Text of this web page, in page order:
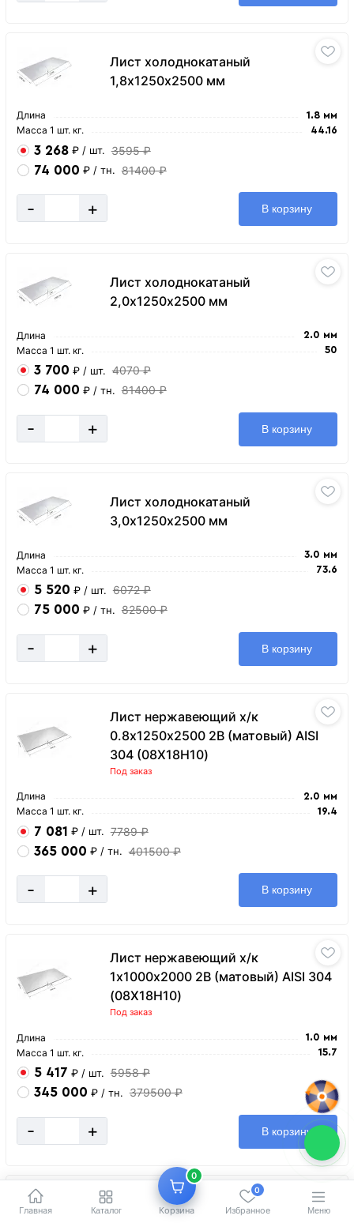
Главная Каталог
0
Корзина Избранное
0
Меню
Лист холоднокатаный
1,8х1250х2500 мм
Длина 1.8 мм
Масса 1 шт. кг. 44.16
3 268 ₽ / шт. 3595 ₽
74 000 ₽ / тн. 81400 ₽
- + В корзину
Лист холоднокатаный
2,0х1250х2500 мм
Длина 2.0 мм
Масса 1 шт. кг. 50
3 700 ₽ / шт. 4070 ₽
74 000 ₽ / тн. 81400 ₽
- + В корзину
Лист холоднокатаный
3,0х1250х2500 мм
Длина 3.0 мм
Масса 1 шт. кг. 73.6
5 520 ₽ / шт. 6072 ₽
75 000 ₽ / тн. 82500 ₽
- + В корзину
Лист нержавеющий х/к
0.8х1250х2500 2B (матовый) AISI
304 (08Х18Н10)
Под заказ
Длина 2.0 мм
Масса 1 шт. кг. 19.4
7 081 ₽ / шт. 7789 ₽
365 000 ₽ / тн. 401500 ₽
- + В корзину
Лист нержавеющий х/к
1х1000х2000 2B (матовый) AISI 304
(08Х18Н10)
Под заказ
Длина 1.0 мм
Масса 1 шт. кг. 15.7
5 417 ₽ / шт. 5958 ₽
345 000 ₽ / тн. 379500 ₽
- + В корзину
Лист нержавеющий х/к
1,5х1000х2000 2B (матовый) AISI